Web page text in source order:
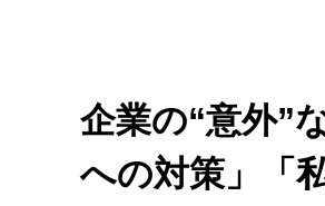
企業の“意外”
への対策」「